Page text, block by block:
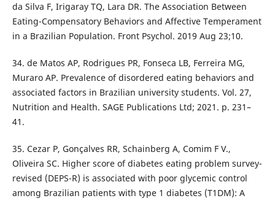
da Silva F, Irigaray TQ, Lara DR. The Association Between
Eating-Compensatory Behaviors and Affective Temperament
in a Brazilian Population. Front Psychol. 2019 Aug 23;10.
34. de Matos AP, Rodrigues PR, Fonseca LB, Ferreira MG,
Muraro AP. Prevalence of disordered eating behaviors and
associated factors in Brazilian university students. Vol. 27,
Nutrition and Health. SAGE Publications Ltd; 2021. p. 231–
41.
35. Cezar P, Gonçalves RR, Schainberg A, Comim F V.,
Oliveira SC. Higher score of diabetes eating problem survey-
revised (DEPS-R) is associated with poor glycemic control
among Brazilian patients with type 1 diabetes (T1DM): A